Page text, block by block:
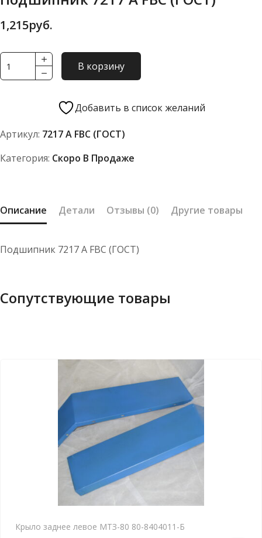
1,215руб.
Количество
товара
FBC
В корзину
Добавить в список желаний
Артикул: 7217 А FBC (ГОСТ)
Категория: Скоро В Продаже
Описание Детали Отзывы (0) Другие товары
Подшипник 7217 А FBC (ГОСТ)
Сопутствующие товары
Крыло заднее левое МТЗ-80 80-8404011-Б